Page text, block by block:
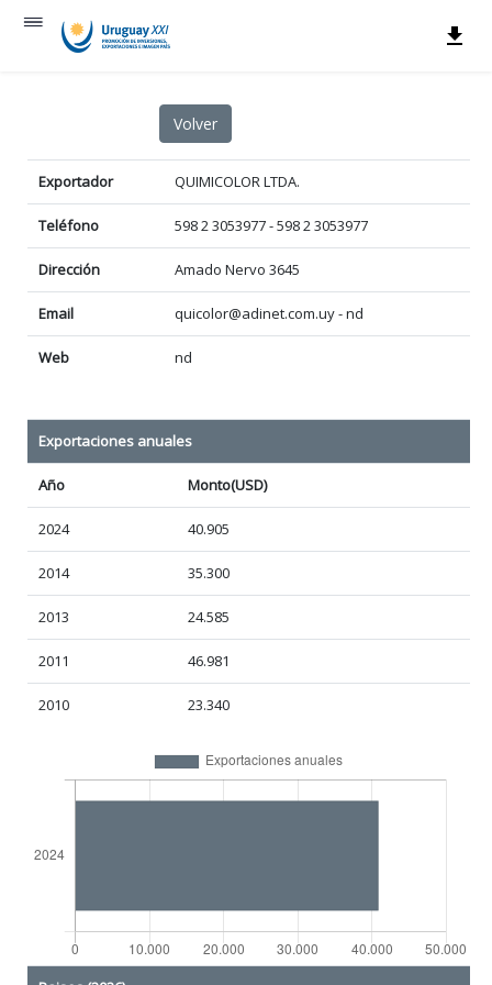
Exportador QUIMICOLOR LTDA.
Teléfono 598 2 3053977 - 598 2 3053977
Dirección Amado Nervo 3645
Email quicolor@adinet.com.uy - nd
Web nd
Exportaciones anuales
Año Monto(USD)
2024 40.905
2014 35.300
2013 24.585
2011 46.981
2010 23.340